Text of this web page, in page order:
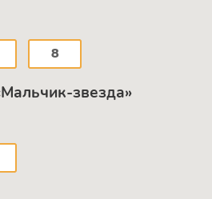
8
звезда»